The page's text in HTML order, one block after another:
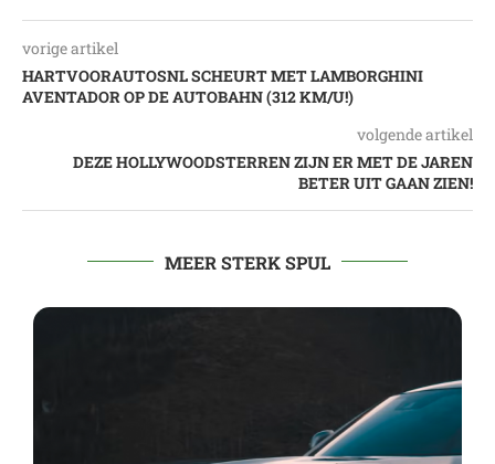
vorige artikel
HARTVOORAUTOSNL SCHEURT MET LAMBORGHINI
AVENTADOR OP DE AUTOBAHN (312 KM/U!)
volgende artikel
DEZE HOLLYWOODSTERREN ZIJN ER MET DE JAREN
BETER UIT GAAN ZIEN!
MEER STERK SPUL